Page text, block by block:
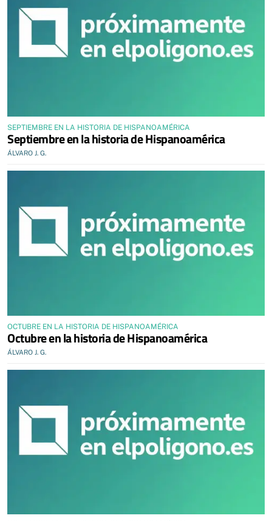
SEPTIEMBRE EN LA HISTORIA DE HISPANOAMÉRICA
Septiembre en la historia de Hispanoamérica
ÁLVARO J. G.
OCTUBRE EN LA HISTORIA DE HISPANOAMÉRICA
Octubre en la historia de Hispanoamérica
ÁLVARO J. G.